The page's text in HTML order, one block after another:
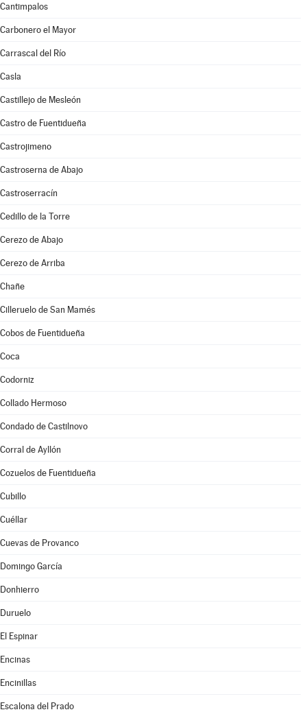
Cantimpalos
Carbonero el Mayor
Carrascal del Río
Casla
Castillejo de Mesleón
Castro de Fuentidueña
Castrojimeno
Castroserna de Abajo
Castroserracín
Cedillo de la Torre
Cerezo de Abajo
Cerezo de Arriba
Chañe
Cilleruelo de San Mamés
Cobos de Fuentidueña
Coca
Codorniz
Collado Hermoso
Condado de Castilnovo
Corral de Ayllón
Cozuelos de Fuentidueña
Cubillo
Cuéllar
Cuevas de Provanco
Domingo García
Donhierro
Duruelo
El Espinar
Encinas
Encinillas
Escalona del Prado